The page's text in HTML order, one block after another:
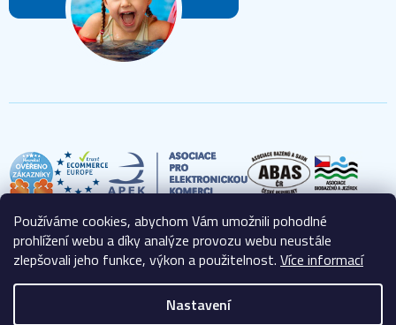
Používáme cookies, abychom Vám umožnili pohodlné
prohlížení webu a díky analýze provozu webu neustále
zlepšovali jeho funkce, výkon a použitelnost. Více informací
Nastavení
Vytvořil Shoptet